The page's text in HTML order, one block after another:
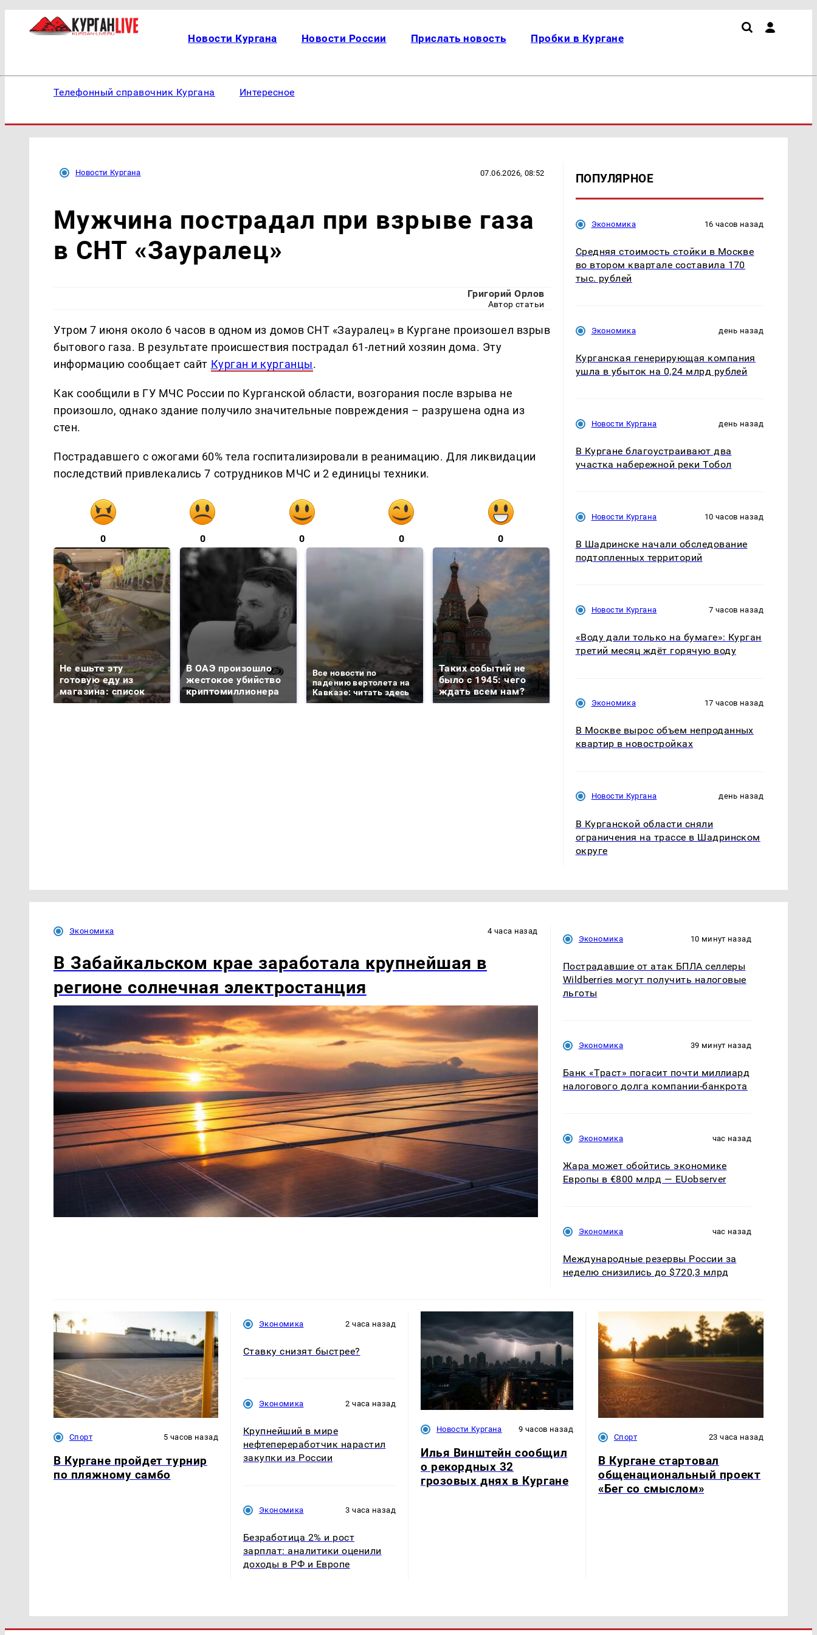
Новости Кургана Новости России Прислать новость Пробки в Кургане
Телефонный справочник Кургана Интересное
Новости Кургана 07.06.2026, 08:52
Мужчина пострадал при взрыве газа
в СНТ «Зауралец»
Григорий Орлов
Автор статьи
Утром 7 июня около 6 часов в одном из домов СНТ «Зауралец» в Кургане произошел взрыв
бытового газа. В результате происшествия пострадал 61-летний хозяин дома. Эту
информацию сообщает сайт Курган и курганцы.
Как сообщили в ГУ МЧС России по Курганской области, возгорания после взрыва не
произошло, однако здание получило значительные повреждения – разрушена одна из
стен.
Пострадавшего с ожогами 60% тела госпитализировали в реанимацию. Для ликвидации
последствий привлекались 7 сотрудников МЧС и 2 единицы техники.
0 0 0 0 0
Не ешьте эту
готовую еду из
магазина: список
В ОАЭ произошло
жестокое убийство
криптомиллионера
Все новости по
падению вертолета на
Кавказе: читать здесь
Таких событий не
было с 1945: чего
ждать всем нам?
СМИ: В Химках на
ПОПУЛЯРНОЕ
Экономика 16 часов назад
Средняя стоимость стойки в Москве
во втором квартале составила 170
тыс. рублей
Экономика день назад
Курганская генерирующая компания
ушла в убыток на 0,24 млрд рублей
Новости Кургана день назад
В Кургане благоустраивают два
участка набережной реки Тобол
Новости Кургана 10 часов назад
В Шадринске начали обследование
подтопленных территорий
Новости Кургана 7 часов назад
«Воду дали только на бумаге»: Курган
третий месяц ждёт горячую воду
Экономика 17 часов назад
В Москве вырос объем непроданных
квартир в новостройках
Новости Кургана день назад
В Курганской области сняли
ограничения на трассе в Шадринском
округе
Экономика 4 часа назад
В Забайкальском крае заработала крупнейшая в
регионе солнечная электростанция
Экономика 10 минут назад
Пострадавшие от атак БПЛА селлеры
Wildberries могут получить налоговые
льготы
Экономика 39 минут назад
Банк «Траст» погасит почти миллиард
налогового долга компании-банкрота
Экономика час назад
Жара может обойтись экономике
Европы в €800 млрд — EUobserver
Экономика час назад
Международные резервы России за
неделю снизились до $720,3 млрд
Спорт 5 часов назад
В Кургане пройдет турнир
по пляжному самбо
Экономика 2 часа назад
Ставку снизят быстрее?
Экономика 2 часа назад
Крупнейший в мире
нефтепереработчик нарастил
закупки из России
Экономика 3 часа назад
Безработица 2% и рост
зарплат: аналитики оценили
доходы в РФ и Европе
Новости Кургана 9 часов назад
Илья Винштейн сообщил
о рекордных 32
грозовых днях в Кургане
Спорт 23 часа назад
В Кургане стартовал
общенациональный проект
«Бег со смыслом»